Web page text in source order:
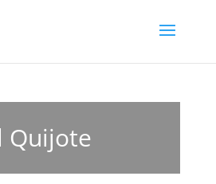
Quijote